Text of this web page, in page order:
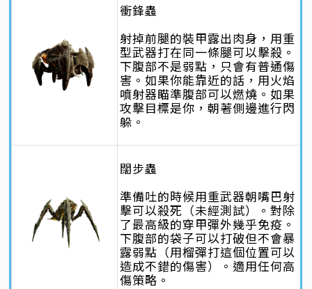
衝鋒蟲
射掉前腿的裝甲露出肉身，用重
型武器打在同一條腿可以擊殺。
下腹部不是弱點，只會有普通傷
害。如果你能靠近的話，用火焰
噴射器瞄準腹部可以燃燒。如果
攻擊目標是你，朝著側邊進行閃
躲。
闊步蟲
準備吐的時候用重武器朝嘴巴射
擊可以殺死（未經測試）。對除
了最高級的穿甲彈外幾乎免疫。
下腹部的袋子可以打破但不會暴
露弱點（用榴彈打這個位置可以
造成不錯的傷害）。適用任何高
傷策略。